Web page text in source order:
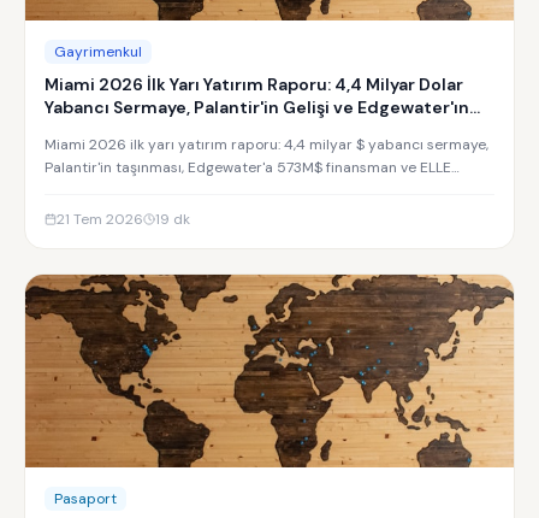
Gayrimenkul
Miami 2026 İlk Yarı Yatırım Raporu: 4,4 Milyar Dolar
Yabancı Sermaye, Palantir'in Gelişi ve Edgewater'ın
Miami 2026 ilk yarı yatırım raporu: 4,4 milyar $ yabancı sermaye,
Palantir'in taşınması, Edgewater'a 573M$ finansman ve ELLE
21 Tem 2026
19 dk
Pasaport